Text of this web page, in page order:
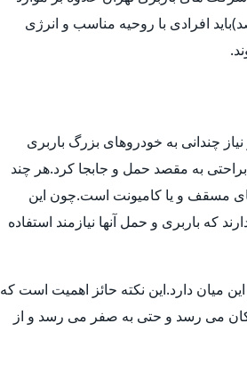
افرادی با روحیه مناسب و انرژی
چندانی به خودروهای بزرگ باربری
براحتی به مقصد حمل و جابجا کرد.هر چند
مسقف و یا کامیونت است.چون این
که باربری و حمل آنها نیازمند استفاده
میان دارد.این نکته حائز اهمیت است که
می رسد و حتی به صفر می رسد و از